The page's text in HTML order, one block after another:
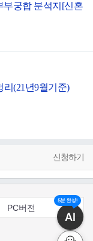
부궁합 분석지[신혼
리(21년9월기준)
신청하기
PC버전
5분 완성!
AI